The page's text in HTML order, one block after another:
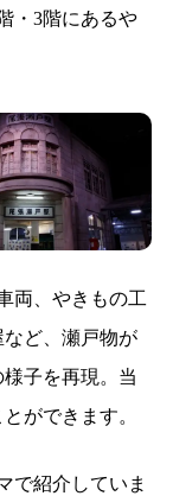
・3階にあるや
両、やきもの工
ど、瀬戸物が
子を再現。当
ができます。
で紹介していま